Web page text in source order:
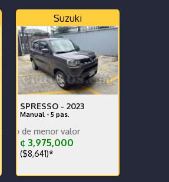
CONDICIONES, AUTOMATICO
Suzuki
SPRESSO - 2023
Manual - 5 pas.
valor
¢ 3,975,000
($8,641)*